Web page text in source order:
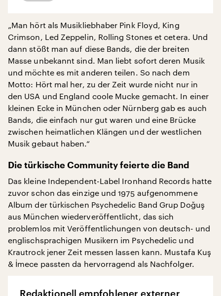
„Man hört als Musikliebhaber Pink Floyd, King
Crimson, Led Zeppelin, Rolling Stones et cetera. Und
dann stößt man auf diese Bands, die der breiten
Masse unbekannt sind. Man liebt sofort deren Musik
und möchte es mit anderen teilen. So nach dem
Motto: Hört mal her, zu der Zeit wurde nicht nur in
den USA und England coole Mucke gemacht. In einer
kleinen Ecke in München oder Nürnberg gab es auch
Bands, die einfach nur gut waren und eine Brücke
zwischen heimatlichen Klängen und der westlichen
Musik gebaut haben.“
Die türkische Community feierte die Band
Das kleine Independent-Label Ironhand Records hatte
zuvor schon das einzige und 1975 aufgenommene
Album der türkischen Psychedelic Band Grup Doğuş
aus München wiederveröffentlicht, das sich
problemlos mit Veröffentlichungen von deutsch- und
englischsprachigen Musikern im Psychedelic und
Krautrock jener Zeit messen lassen kann. Mustafa Kuş
& İmece passten da hervorragend als Nachfolger.
Redaktionell empfohlener externer